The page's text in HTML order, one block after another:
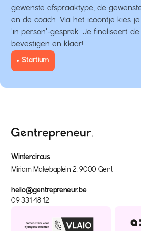
gewenste afspraaktype, de
en de coach. Via het icoontje kies
'in person'-gesprek. Je finaliseert
bevestigen en klaar!
Startium
Wintercircus
Miriam Makebaplein 2, 9000 Gent
hello@gentrepreneur.be
09 331 48 12